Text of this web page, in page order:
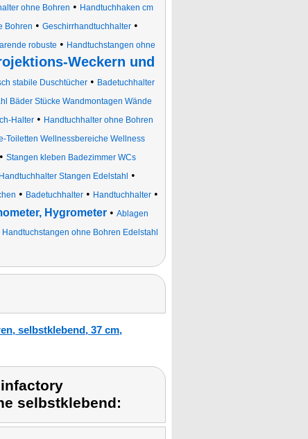
ohne Bohren • Handtuchhaken cm
Bohren • Geschirrhandtuchhalter •
robuste • Handtuchstangen ohne
Weckern und
stabile Duschtücher • Badetuchhalter
Bäder Stücke Wandmontagen Wände
Halter• Handtuchhalter ohne Bohren
Toiletten Wellnessbereiche Wellness
• Stangen kleben Badezimmer WCs
Handtuchhalter Stangen Edelstahl •
• Badetuchhalter • Handtuchhalter •
Hygrometer • Ablagen
Handtuchstangen ohne Bohren Edelstahl
selbstklebend, 37 cm,
selbstklebend: